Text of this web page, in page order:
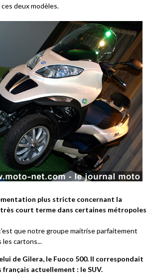
deux modèles.
plus stricte concernant la
court terme dans certaines métropoles
que notre groupe maitrise parfaitement
cartons...
de Gilera, le Fuoco 500. Il correspondait
actuellement : le SUV.